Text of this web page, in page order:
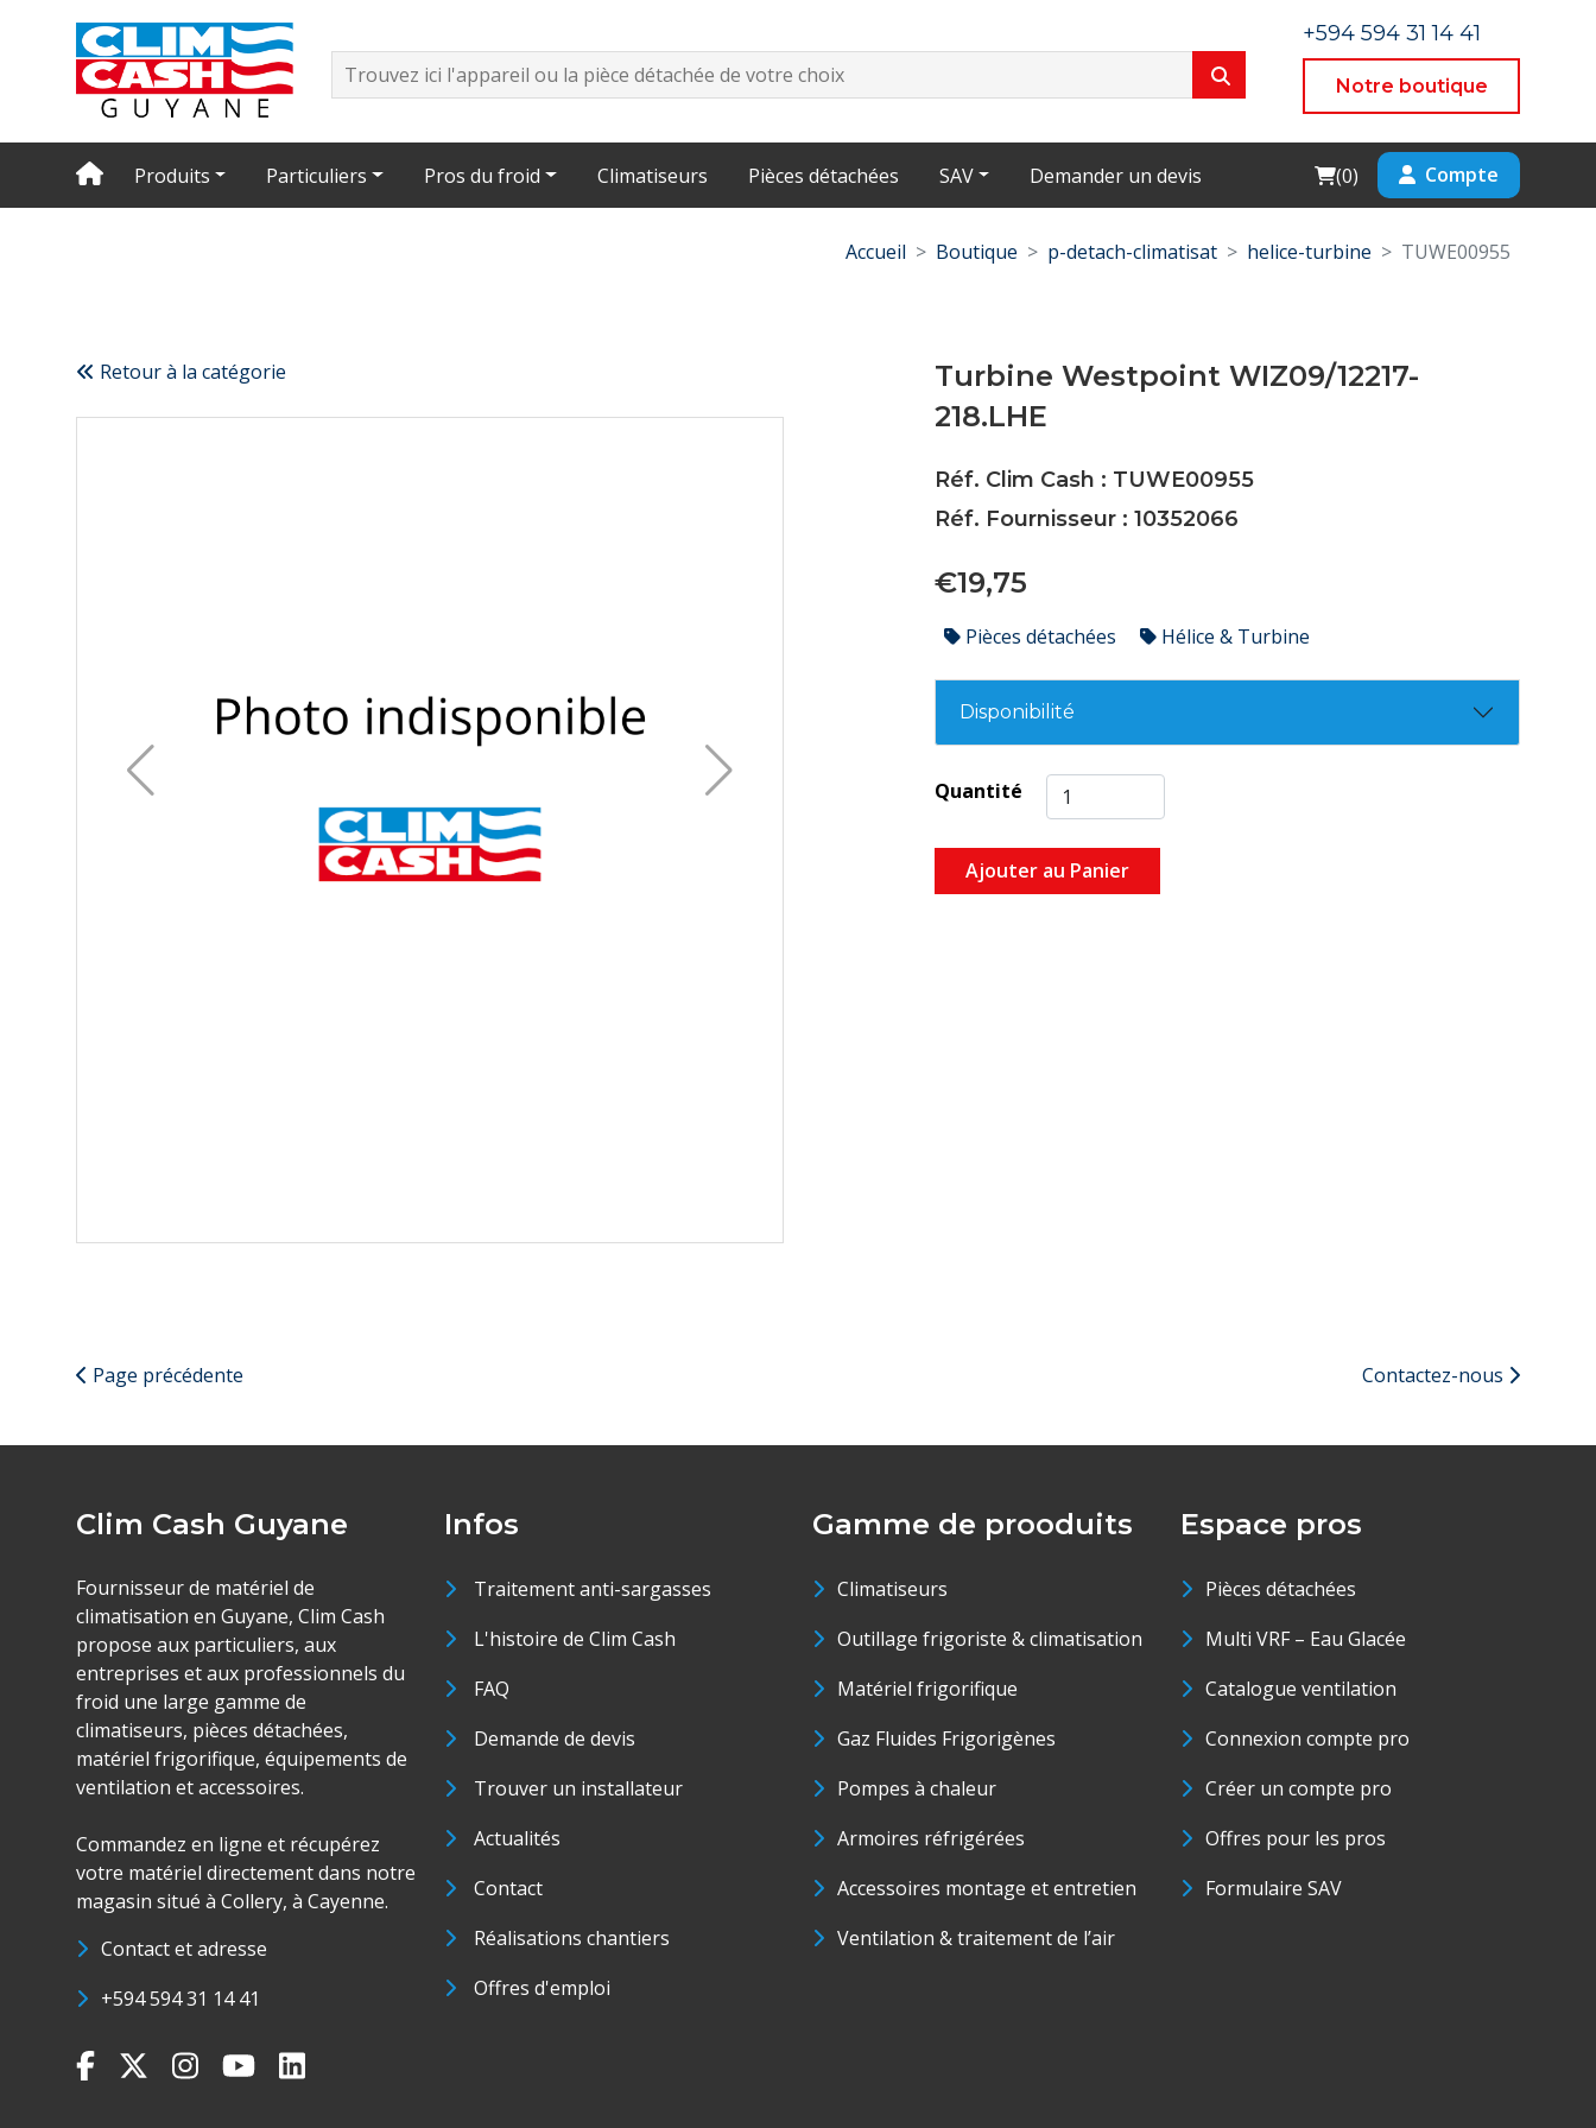
+594 594 31 14 41
Notre boutique
Produits Particuliers Pros du froid Climatiseurs Pièces détachées SAV Demander un devis Cart
(0) Compte
Accueil Boutique p-detach-climatisat helice-turbine TUWE00955
Retour à la catégorie
Turbine Westpoint WIZ09/12217-
218.LHE
Réf. Clim Cash : TUWE00955
Réf. Fournisseur : 10352066
€19,75
Pièces détachées Hélice & Turbine
Disponibilité
Quantité
Ajouter au Panier
Page précédente Contactez-nous
Clim Cash Guyane
Fournisseur de matériel de
climatisation en Guyane, Clim Cash
propose aux particuliers, aux
entreprises et aux professionnels du
froid une large gamme de
climatiseurs, pièces détachées,
matériel frigorifique, équipements de
ventilation et accessoires.
Commandez en ligne et récupérez
votre matériel directement dans notre
magasin situé à Collery, à Cayenne.
Contact et adresse
+594 594 31 14 41
Infos
Traitement anti-sargasses
L'histoire de Clim Cash
FAQ
Demande de devis
Trouver un installateur
Actualités
Contact
Réalisations chantiers
Offres d'emploi
Gamme de prooduits
Climatiseurs
Outillage frigoriste & climatisation
Matériel frigorifique
Gaz Fluides Frigorigènes
Pompes à chaleur
Armoires réfrigérées
Accessoires montage et entretien
Ventilation & traitement de l’air
Espace pros
Pièces détachées
Multi VRF – Eau Glacée
Catalogue ventilation
Connexion compte pro
Créer un compte pro
Offres pour les pros
Formulaire SAV